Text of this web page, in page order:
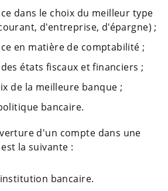
dans le choix du meilleur type
d'entreprise, d'épargne) ;
en matière de comptabilité ;
états fiscaux et financiers ;
de la meilleure banque ;
bancaire.
d'un compte dans une
la suivante :
bancaire.